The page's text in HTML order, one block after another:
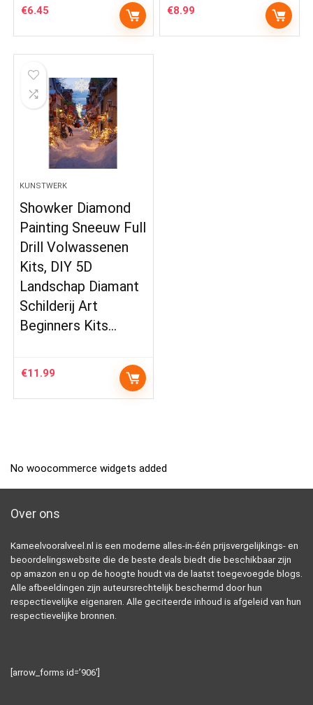
€6.45 €8.99
KUNSTWERK
Showker Diamond
Painting Sneeuw Full
Drill Volwassenen
Kits, DIY 5D
Landschap Diamant
Schilderij Art
Beginners Kits…
€11.99
No woocommerce widgets added
Over ons
Kameelvooralveel.nl is een moderne alles-in-één prijsvergelijkings- en
beoordelingswebsite die de beste deals biedt die beschikbaar zijn
op amazon en u op de hoogte houdt via de laatst toegevoegde blogs.
Alle afbeeldingen zijn auteursrechtelijk beschermd door hun
respectievelijke eigenaren. Alle geciteerde inhoud is afgeleid van hun
respectievelijke bronnen.
[arrow_forms id=’906′]